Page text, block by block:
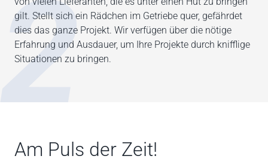
2
gilt. Stellt sich ein Rädchen im Getriebe quer, gefährdet
dies das ganze Projekt. Wir verfügen über die nötige
Erfahrung und Ausdauer, um Ihre Projekte durch knifflige
Situationen zu bringen.
Am Puls der Zeit!